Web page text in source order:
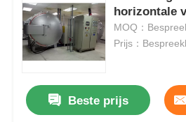
Huis
Producten
VR-show
horizontale
MOQ：
Prijs：
Beste prijs